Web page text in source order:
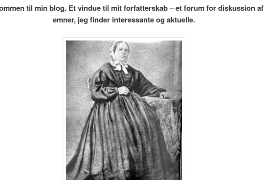
til min blog. Et vindue til mit forfatterskab – et forum for diskussion af
emner, jeg finder interessante og aktuelle.